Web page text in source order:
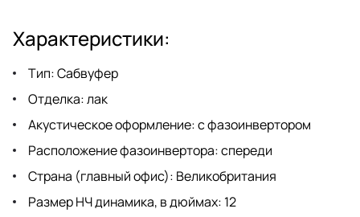
Характеристики:
Тип: Сабвуфер
Отделка: лак
Акустическое оформление: с фазоинвертором
Расположение фазоинвертора: спереди
Страна (главный офис): Великобритания
Размер НЧ динамика, в дюймах: 12